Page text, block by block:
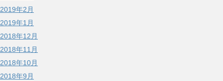
2019年2月
2019年1月
2018年12月
2018年11月
2018年10月
2018年9月